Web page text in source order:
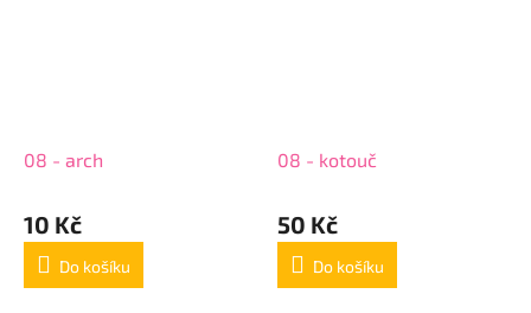
08 - arch
10 Kč
Do košíku
08 - kotouč
50 Kč
Do košíku